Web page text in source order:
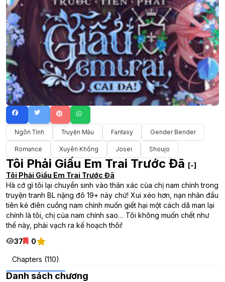
Ngôn Tình Truyện Màu Fantasy Gender Bender
Romance Xuyên Không Josei Shoujo
Tôi Phải Giấu Em Trai Trước Đã [-]
Tôi Phải Giấu Em Trai Trước Đã
Hà cớ gì tôi lại chuyển sinh vào thân xác của chị nam chính trong
truyện tranh BL nặng đô 19+ này chứ! Xui xẻo hơn, nạn nhân đầu
tiên kẻ điên cuồng nam chính muốn giết hại một cách dã man lại
chính là tôi, chị của nam chính sao… Tôi không muốn chết như
thế này, phải vạch ra kế hoạch thôi!
37
0
Chapters (110)
Danh sách chương